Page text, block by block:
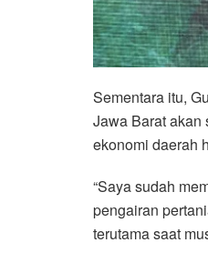
Sementara itu,
Jawa Barat akan
ekonomi daerah
“Saya sudah
pengairan
terutama saat